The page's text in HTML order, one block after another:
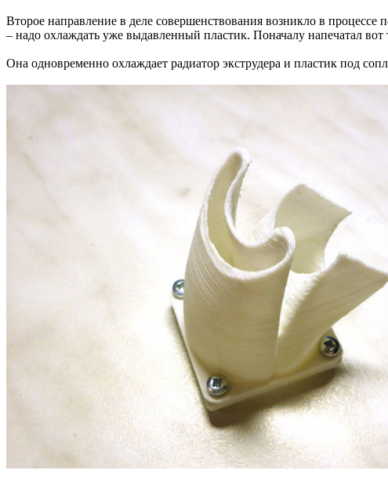
Второе направление в деле совершенствования возникло в
– надо охлаждать уже выдавленный пластик. Поначалу напечатал вот
Она одновременно охлаждает радиатор экструдера и пластик под